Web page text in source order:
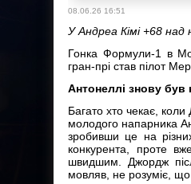
08.06.26 16:51
У Андреа Кімі +68 над
Гонка Формули-1 в
гран-прі став пілот
Антонеллі знову
Багато хто чекає,
молодого напарника
зробивши це на
конкурента, проте
швидшим. Джордж
мовляв, не розуміє, що